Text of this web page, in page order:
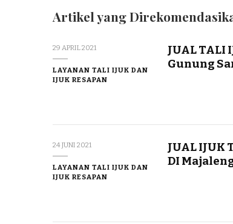
Artikel yang
29 APRIL 2021
LAYANAN TALI IJUK DAN
IJUK RESAPAN
JUAL TALI
Gunung
24 JUNI 2021
LAYANAN TALI IJUK DAN
IJUK RESAPAN
JUAL IJUK
DI